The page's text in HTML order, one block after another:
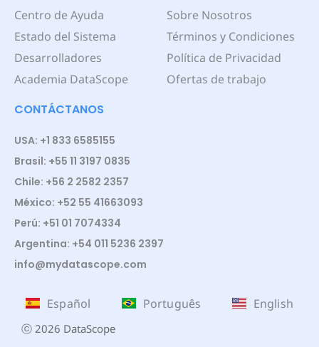
Centro de Ayuda
Estado del Sistema
Desarrolladores
Academia DataScope
Sobre Nosotros
Términos y Condiciones
Política de Privacidad
Ofertas de trabajo
CONTÁCTANOS
USA: +1 833 6585155
Brasil: +55 11 3197 0835
Chile: +56 2 2582 2357
México: +52 55 41663093
Perú: +51 01 7074334
Argentina: +54 011 5236 2397
info@mydatascope.com
Español Português English
ⓒ 2026 DataScope